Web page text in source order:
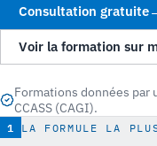
Consultation gratuite
Voir la formation sur
Formations données par
CCASS (CAGI).
1 LA FORMULE LA